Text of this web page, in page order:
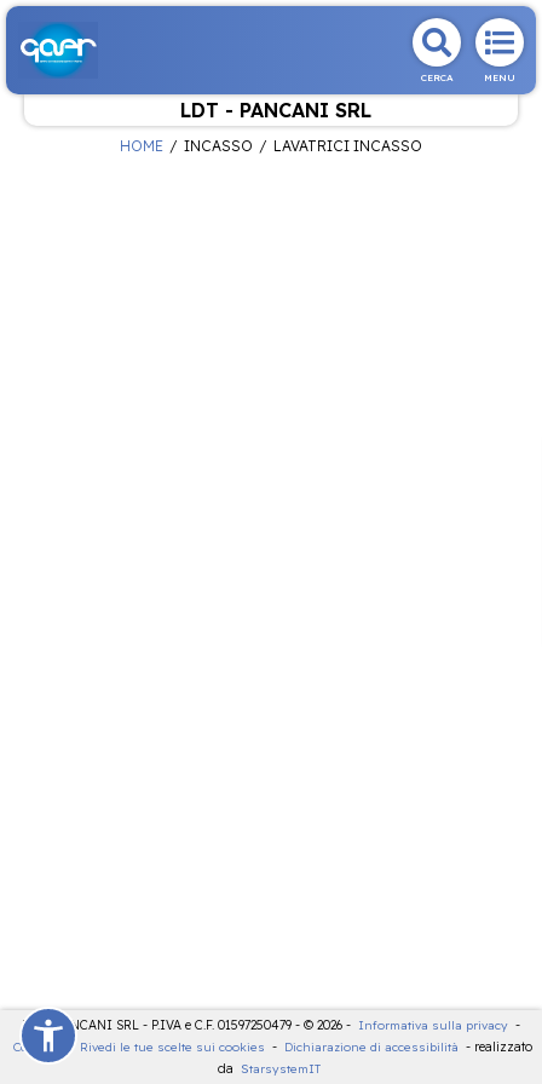
CERCA MENU
LDT - PANCANI SRL
HOME INCASSO LAVATRICI INCASSO
LDT - PANCANI SRL - P.IVA e C.F. 01597250479 - © 2026 - Informativa sulla privacy -
Cookies
- Rivedi le tue scelte sui cookies - Dichiarazione di accessibilità - realizzato
da
StarsystemIT